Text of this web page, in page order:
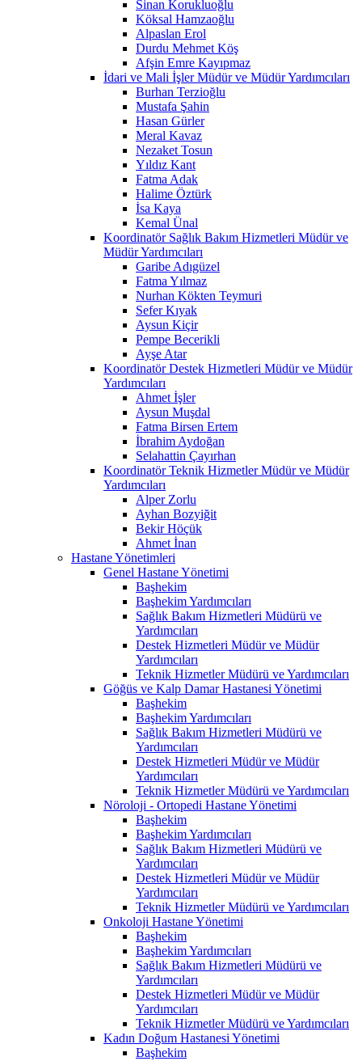
Sinan Korukluoğlu
Köksal Hamzaoğlu
Alpaslan Erol
Durdu Mehmet Köş
Afşin Emre Kayıpmaz
İdari ve Mali İşler Müdür ve Müdür Yardımcıları
Burhan Terzioğlu
Mustafa Şahin
Hasan Gürler
Meral Kavaz
Nezaket Tosun
Yıldız Kant
Fatma Adak
Halime Öztürk
İsa Kaya
Kemal Ünal
Koordinatör Sağlık Bakım Hizmetleri Müdür ve
Müdür Yardımcıları
Garibe Adıgüzel
Fatma Yılmaz
Nurhan Kökten Teymuri
Sefer Kıyak
Aysun Kiçir
Pempe Becerikli
Ayşe Atar
Koordinatör Destek Hizmetleri Müdür ve Müdür
Yardımcıları
Ahmet İşler
Aysun Muşdal
Fatma Birsen Ertem
İbrahim Aydoğan
Selahattin Çayırhan
Koordinatör Teknik Hizmetler Müdür ve Müdür
Yardımcıları
Alper Zorlu
Ayhan Bozyiğit
Bekir Höçük
Ahmet İnan
Hastane Yönetimleri
Genel Hastane Yönetimi
Başhekim
Başhekim Yardımcıları
Sağlık Bakım Hizmetleri Müdürü ve
Yardımcıları
Destek Hizmetleri Müdür ve Müdür
Yardımcıları
Teknik Hizmetler Müdürü ve Yardımcıları
Göğüs ve Kalp Damar Hastanesi Yönetimi
Başhekim
Başhekim Yardımcıları
Sağlık Bakım Hizmetleri Müdürü ve
Yardımcıları
Destek Hizmetleri Müdür ve Müdür
Yardımcıları
Teknik Hizmetler Müdürü ve Yardımcıları
Nöroloji - Ortopedi Hastane Yönetimi
Başhekim
Başhekim Yardımcıları
Sağlık Bakım Hizmetleri Müdürü ve
Yardımcıları
Destek Hizmetleri Müdür ve Müdür
Yardımcıları
Teknik Hizmetler Müdürü ve Yardımcıları
Onkoloji Hastane Yönetimi
Başhekim
Başhekim Yardımcıları
Sağlık Bakım Hizmetleri Müdürü ve
Yardımcıları
Destek Hizmetleri Müdür ve Müdür
Yardımcıları
Teknik Hizmetler Müdürü ve Yardımcıları
Kadın Doğum Hastanesi Yönetimi
Başhekim